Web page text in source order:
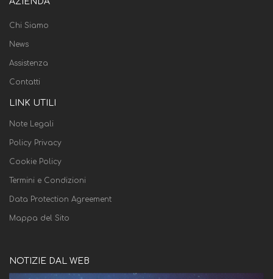
Chi Siamo
News
Assistenza
Contatti
LINK UTILI
Note Legali
Policy Privacy
Cookie Policy
Termini e Condizioni
Data Protection Agreement
Mappa del Sito
NOTIZIE DAL WEB